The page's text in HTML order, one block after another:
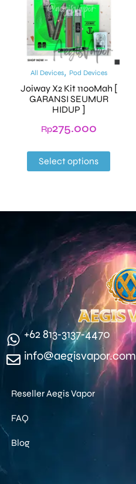
All Devices, Pod Devices
Joiway X2 Kit 1100Mah [
GARANSI SEUMUR
HIDUP ]
Rp275.000
Select options
‪+62 813‑3137‑4470‬
info@aegisvapor.com
Reseller Aegis Vapor
FAQ
Blog